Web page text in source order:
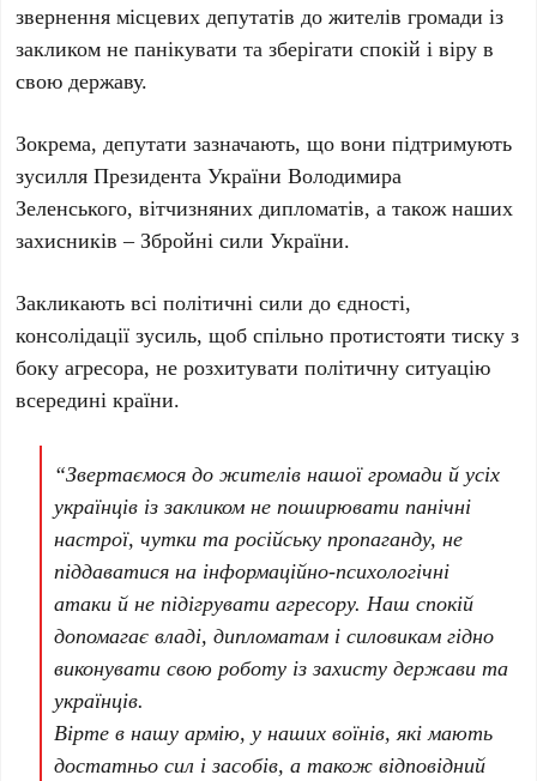
звернення місцевих депутатів до жителів громади із
закликом не панікувати та зберігати спокій і віру в
свою державу.
Зокрема, депутати зазначають, що вони підтримують
зусилля Президента України Володимира
Зеленського, вітчизняних дипломатів, а також наших
захисників – Збройні сили України.
Закликають всі політичні сили до єдності,
консолідації зусиль, щоб спільно протистояти тиску з
боку агресора, не розхитувати політичну ситуацію
всередині країни.
“Звертаємося до жителів нашої громади й усіх
українців із закликом не поширювати панічні
настрої, чутки та російську пропаганду, не
піддаватися на інформаційно-психологічні
атаки й не підігрувати агресору. Наш спокій
допомагає владі, дипломатам і силовикам гідно
виконувати свою роботу із захисту держави та
українців.
Вірте в нашу армію, у наших воїнів, які мають
достатньо сил і засобів, а також відповідний